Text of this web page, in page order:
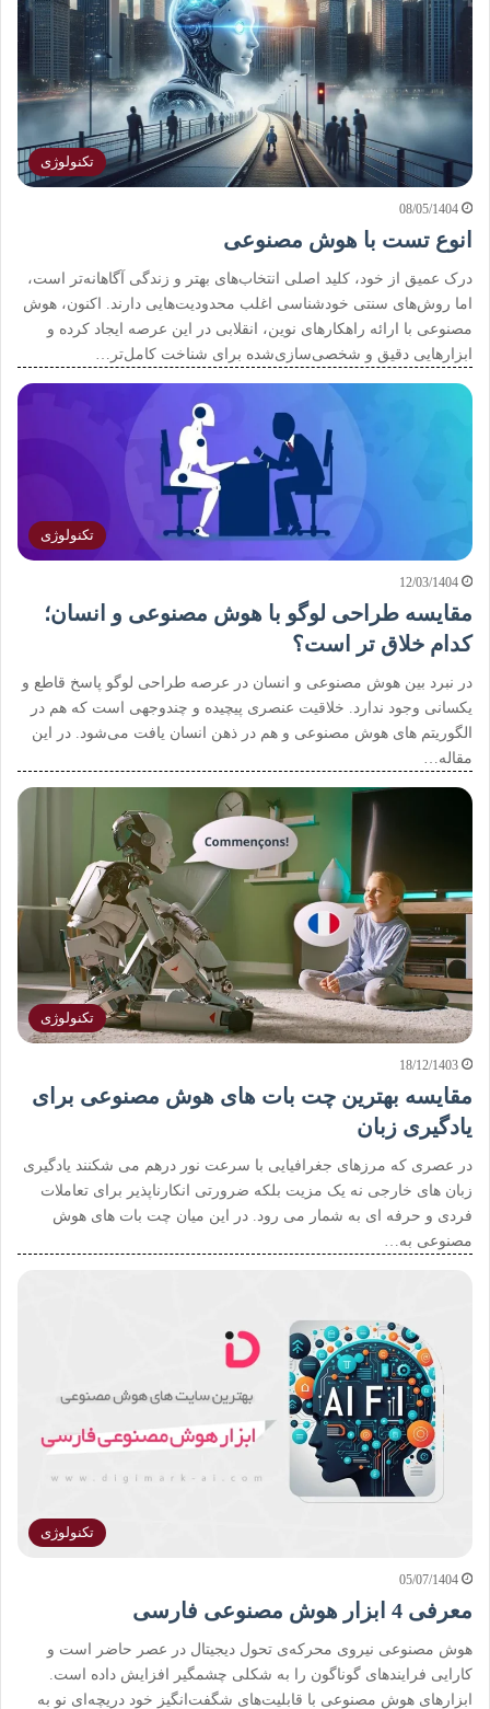
تکنولوژی
08/05/1404
انوع تست با هوش مصنوعی
درک عمیق از خود، کلید اصلی انتخاب‌های بهتر و زندگی آگاهانه‌تر است،
اما روش‌های سنتی خودشناسی اغلب محدودیت‌هایی دارند. اکنون، هوش
مصنوعی با ارائه راهکارهای نوین، انقلابی در این عرصه ایجاد کرده و
ابزارهایی دقیق و شخصی‌سازی‌شده برای شناخت کامل‌تر…
تکنولوژی
12/03/1404
مقایسه طراحی لوگو با هوش مصنوعی و انسان؛
کدام خلاق تر است؟
در نبرد بین هوش مصنوعی و انسان در عرصه طراحی لوگو پاسخ قاطع و
یکسانی وجود ندارد. خلاقیت عنصری پیچیده و چندوجهی است که هم در
الگوریتم ‌های هوش مصنوعی و هم در ذهن انسان یافت می‌شود. در این
مقاله…
تکنولوژی
18/12/1403
مقایسه بهترین چت بات های هوش مصنوعی برای
یادگیری زبان
در عصری که مرزهای جغرافیایی با سرعت نور درهم می شکنند یادگیری
زبان های خارجی نه یک مزیت بلکه ضرورتی انکارناپذیر برای تعاملات
فردی و حرفه ای به شمار می رود. در این میان چت بات های هوش
مصنوعی به…
تکنولوژی
05/07/1404
معرفی 4 ابزار هوش مصنوعی فارسی
هوش مصنوعی نیروی محرکه‌ی تحول دیجیتال در عصر حاضر است و
کارایی فرایندهای گوناگون را به شکلی چشمگیر افزایش داده است.
ابزارهای هوش مصنوعی با قابلیت‌های شگفت‌انگیز خود دریچه‌ای نو به